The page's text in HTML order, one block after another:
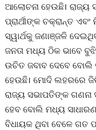
ଆଲୋଚନା ହେଉଛି। ରାଜ୍ୟ
ପ୍ରାର୍ଥୀଙ୍କ ଚକ୍ରାନ୍ତ ଏବଂ
ସ୍ୱାର୍ଥକୁ ଜଣାଞ୍ଜଳି
ଜନତା ମଧ୍ୟ ଠିକ ଭାବେ ବୁଝି
ଉଚିତ ଜବାବ ଦେବେ
ହେଉଛି। ମୋଦି ଲହରରେ
ରାଜ୍ୟ ସଭାପତିଙ୍କ ଗଣନା
ହେବ ବୋଲି ମଧ୍ୟ
ବିଧାୟକ ଥିବା ବେଳେ ଗତ